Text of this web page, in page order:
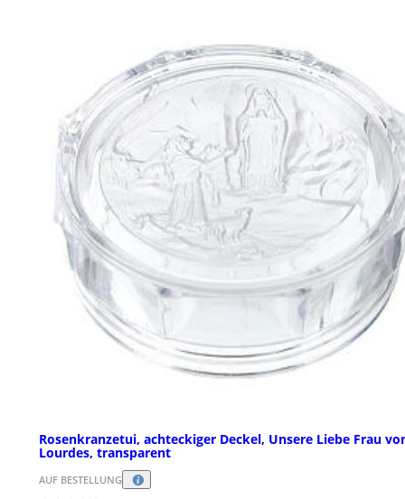
Rosenkranzetui, achteckiger Deckel, Unsere Liebe Frau
Lourdes, transparent
AUF BESTELLUNG